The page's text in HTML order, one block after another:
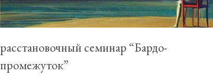
расстановочный семинар “Бардо-
промежуток”